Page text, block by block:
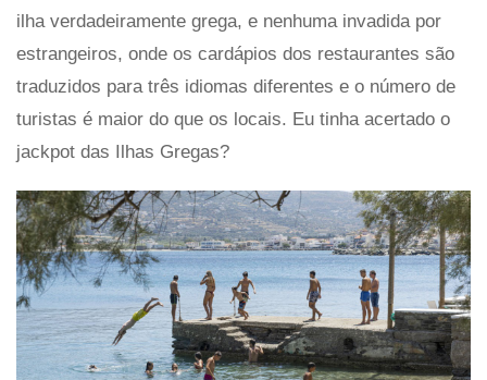
ilha verdadeiramente grega, e nenhuma invadida por
estrangeiros, onde os cardápios dos restaurantes são
traduzidos para três idiomas diferentes e o número de
turistas é maior do que os locais. Eu tinha acertado o
jackpot das Ilhas Gregas?